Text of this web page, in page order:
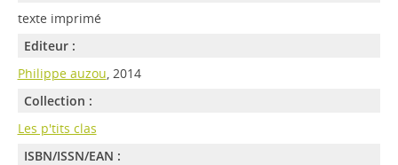
texte imprimé
Editeur :
Philippe auzou, 2014
Collection :
Les p'tits clas
ISBN/ISSN/EAN :